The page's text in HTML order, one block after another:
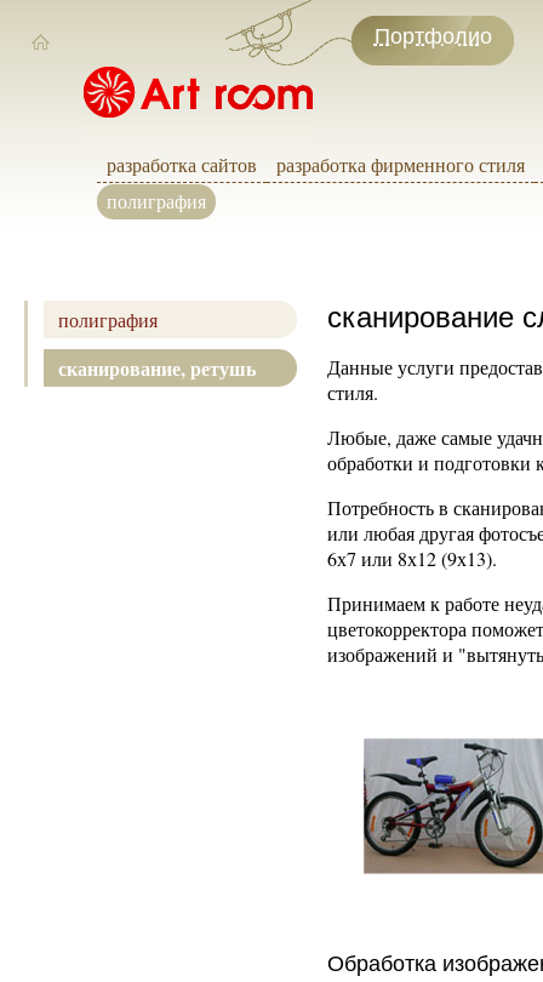
Портфолио
разработка сайтов
разработка фирменного стиля
полиграфия
полиграфия
сканирование, ретушь
сканирование
Данные услуги
стиля.
Любые, даже самые
обработки и подготовки
Потребность в
или любая другая
6х7 или 8х12 (9х13).
Принимаем к работе
цветокорректора
изображений и
Обработка